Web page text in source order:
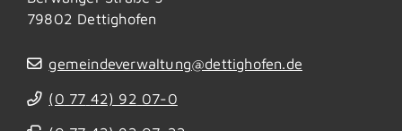
79802 Dettighofen
gemeindeverwaltung@dettighofen.de
(0 77 42) 92 07-0